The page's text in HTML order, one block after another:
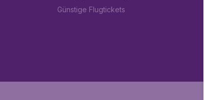
Günstige Flugtickets